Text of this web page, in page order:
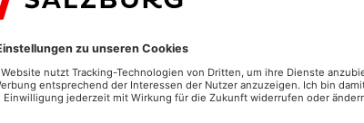
WOHNBEIHILFE